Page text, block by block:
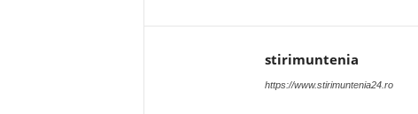
stirimuntenia
https://www.stirimuntenia24.ro